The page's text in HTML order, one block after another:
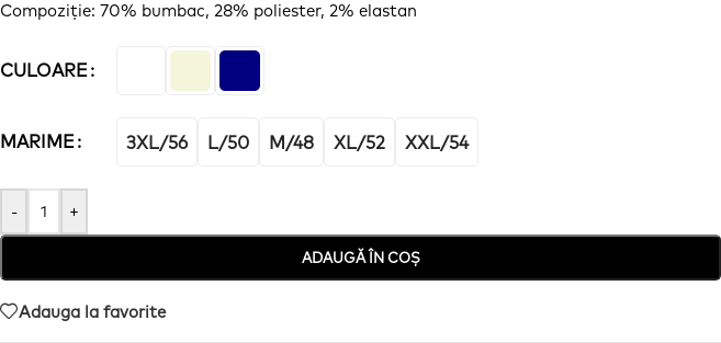
Compoziție: 70% bumbac, 28% poliester, 2% elastan
CULOARE
MARIME 3XL/56 L/50 M/48 XL/52 XXL/54
- +
ADAUGĂ ÎN COȘ
Adauga la favorite